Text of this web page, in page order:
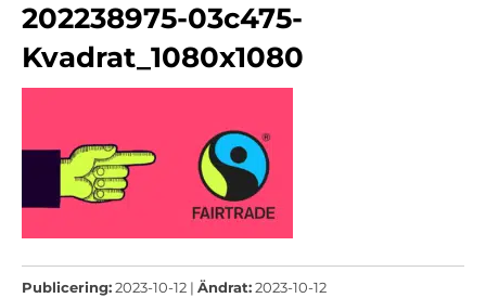
202238975-03c475-
Kvadrat_1080x1080
Publicering:2023-10-12 | Ändrat:2023-10-12